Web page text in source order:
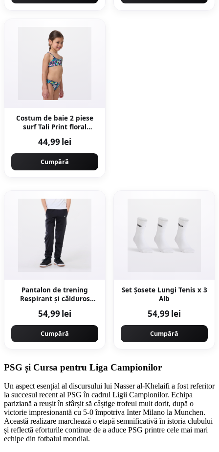
Costum de baie 2 piese
surf Tali Print floral
44,99 lei
Cumpără
Pantalon de trening
Respirant și călduros
Copii
54,99 lei
Cumpără
Set Șosete Lungi Tenis x 3
Alb
54,99 lei
Cumpără
PSG și Cursa pentru Liga Campionilor
Un aspect esențial al discursului lui Nasser al-Khelaifi a fost referitor
la succesul recent al PSG în cadrul Ligii Campionilor. Echipa
pariziană a reușit în sfârșit să câștige trofeul mult dorit, după o
victorie impresionantă cu 5-0 împotriva Inter Milano la Munchen.
Această realizare marchează o etapă semnificativă în istoria clubului
și reflectă eforturile continue de a aduce PSG printre cele mai mari
echipe din fotbalul mondial.